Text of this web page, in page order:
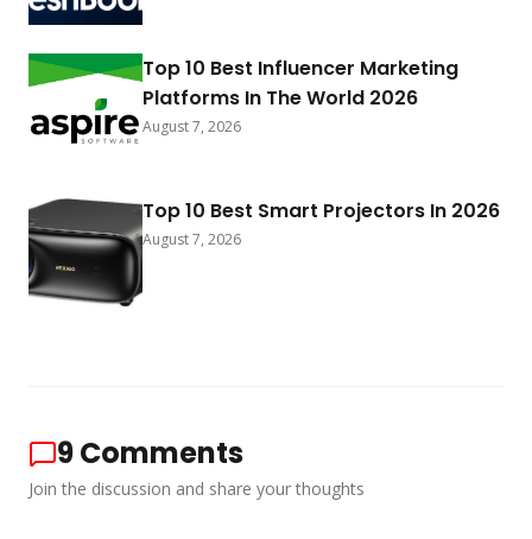
Top 10 Best Influencer Marketing
Platforms In The World 2026
August 7, 2026
Top 10 Best Smart Projectors In 2026
August 7, 2026
9Comments
Join the discussion and share your thoughts